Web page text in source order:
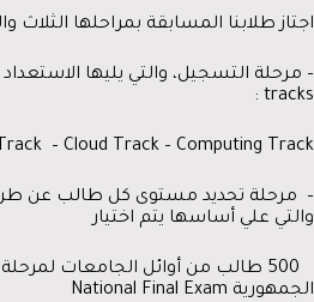
اجتاز طلابنا المسابقة بمراحلها الثلاث
– مرحلة التسجيل، والتي يليها
tracks :
– Cloud Track – Computing Track
والتي علي أساسها يتم اختيار
500 طالب من أوائل الجامعات
الجمهورية National Final Exam